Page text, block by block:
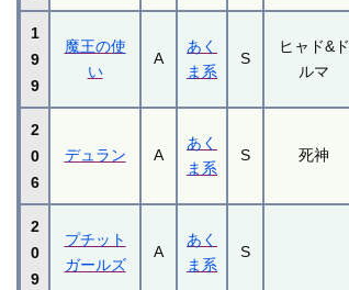
1
9
9
魔王の使
い
A
あく
ま系
S
ヒャド&ド
ルマ
2
0
6
デュラン A
あく
ま系
S 死神
2
0
9
プチット
ガールズ
A
あく
ま系
S